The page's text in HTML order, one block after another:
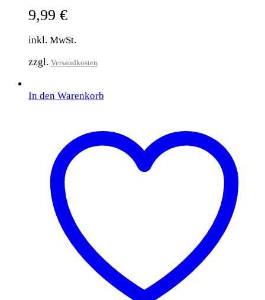
9,99 €
inkl. MwSt.
zzgl. Versandkosten
In den Warenkorb